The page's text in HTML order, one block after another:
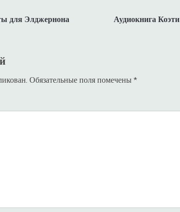
для Элджернона
Аудиокнига
Обязательные поля помечены *